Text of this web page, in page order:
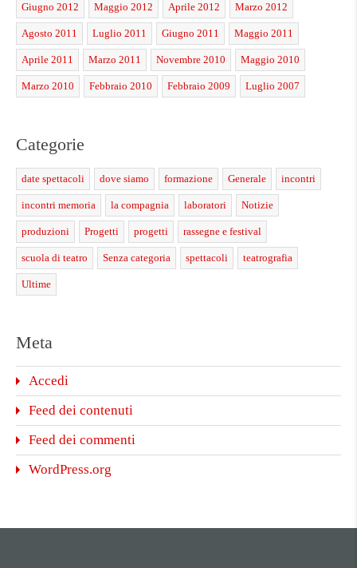
Giugno 2012 Maggio 2012 Aprile 2012 Marzo 2012
Agosto 2011 Luglio 2011 Giugno 2011 Maggio 2011
Aprile 2011 Marzo 2011 Novembre 2010 Maggio 2010
Marzo 2010 Febbraio 2010 Febbraio 2009 Luglio 2007
Categorie
date spettacoli dove siamo formazione Generale incontri
incontri memoria la compagnia laboratori Notizie
produzioni Progetti progetti rassegne e festival
scuola di teatro Senza categoria spettacoli teatrografia
Ultime
Meta
Accedi
Feed dei contenuti
Feed dei commenti
WordPress.org